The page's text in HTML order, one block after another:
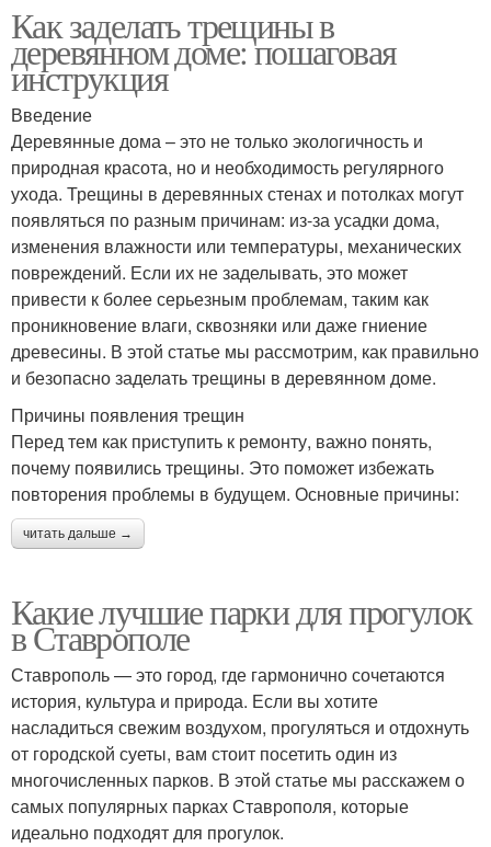
Как заделать трещины в
деревянном доме: пошаговая
инструкция
Введение
Деревянные дома – это не только экологичность и
природная красота, но и необходимость регулярного
ухода. Трещины в деревянных стенах и потолках могут
появляться по разным причинам: из-за усадки дома,
изменения влажности или температуры, механических
повреждений. Если их не заделывать, это может
привести к более серьезным проблемам, таким как
проникновение влаги, сквозняки или даже гниение
древесины. В этой статье мы рассмотрим, как правильно
и безопасно заделать трещины в деревянном доме.
Причины появления трещин
Перед тем как приступить к ремонту, важно понять,
почему появились трещины. Это поможет избежать
повторения проблемы в будущем. Основные причины:
читать дальше →
Какие лучшие парки для прогулок
в Ставрополе
Ставрополь — это город, где гармонично сочетаются
история, культура и природа. Если вы хотите
насладиться свежим воздухом, прогуляться и отдохнуть
от городской суеты, вам стоит посетить один из
многочисленных парков. В этой статье мы расскажем о
самых популярных парках Ставрополя, которые
идеально подходят для прогулок.